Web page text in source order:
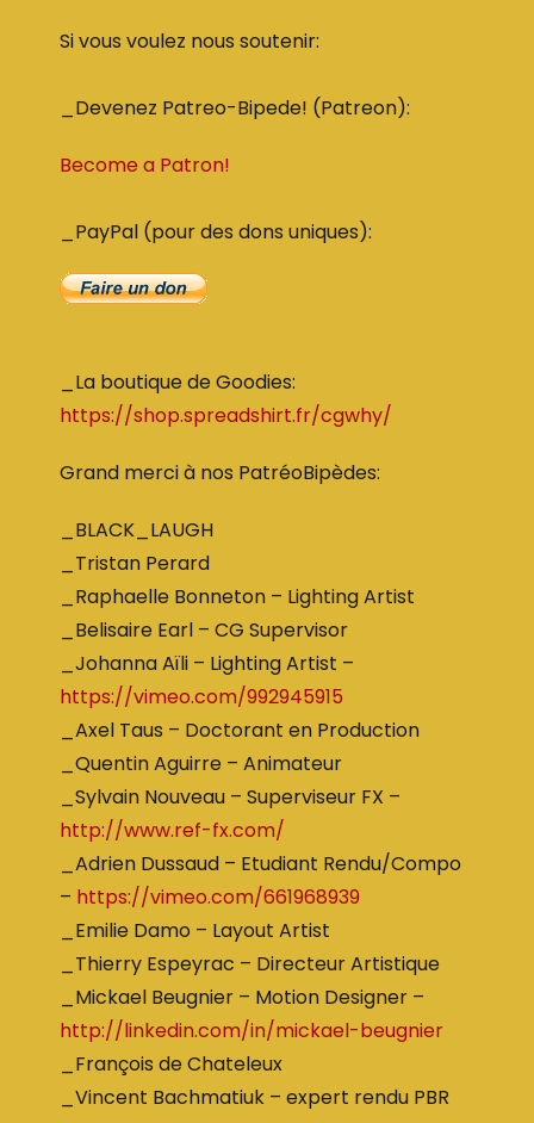
Si vous voulez nous soutenir:
_Devenez Patreo-Bipede! (Patreon):
Become a Patron!
_PayPal (pour des dons uniques):
_La boutique de Goodies:
https://shop.spreadshirt.fr/cgwhy/
Grand merci à nos PatréoBipèdes:
_BLACK_LAUGH
_Tristan Perard
_Raphaelle Bonneton – Lighting Artist
_Belisaire Earl – CG Supervisor
_Johanna Aïli – Lighting Artist –
https://vimeo.com/992945915
_Axel Taus – Doctorant en Production
_Quentin Aguirre – Animateur
_Sylvain Nouveau – Superviseur FX –
http://www.ref-fx.com/
_Adrien Dussaud – Etudiant Rendu/Compo
– https://vimeo.com/661968939
_Emilie Damo – Layout Artist
_Thierry Espeyrac – Directeur Artistique
_Mickael Beugnier – Motion Designer –
http://linkedin.com/in/mickael-beugnier
_François de Chateleux
_Vincent Bachmatiuk – expert rendu PBR